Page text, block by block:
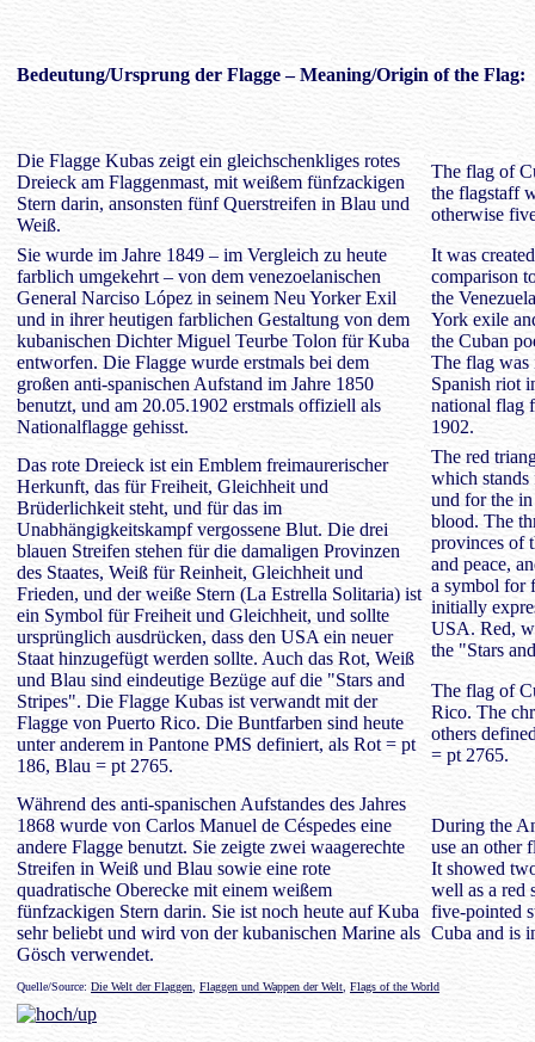
Bedeutung/Ursprung der Flagge – Meaning/Origin of the Flag:
Die Flagge Kubas zeigt ein gleichschenkliges rotes
Dreieck am Flaggenmast, mit weißem fünfzackigen
Stern darin, ansonsten fünf Querstreifen in Blau und
Weiß.
The flag of
the flagstaff
otherwise
Sie wurde im Jahre 1849 – im Vergleich zu heute
farblich umgekehrt – von dem venezoelanischen
General Narciso López in seinem Neu Yorker Exil
und in ihrer heutigen farblichen Gestaltung von dem
kubanischen Dichter Miguel Teurbe Tolon für Kuba
entworfen. Die Flagge wurde erstmals bei dem
großen anti-spanischen Aufstand im Jahre 1850
benutzt, und am 20.05.1902 erstmals offiziell als
Nationalflagge gehisst.
It was
comparison
the
York exile
the Cuban
The flag was
Spanish riot
national flag
1902.
Das rote Dreieck ist ein Emblem freimaurerischer
Herkunft, das für Freiheit, Gleichheit und
Brüderlichkeit steht, und für das im
Unabhängigkeitskampf vergossene Blut. Die drei
blauen Streifen stehen für die damaligen Provinzen
des Staates, Weiß für Reinheit, Gleichheit und
Frieden, und der weiße Stern (La Estrella Solitaria) ist
ein Symbol für Freiheit und Gleichheit, und sollte
ursprünglich ausdrücken, dass den USA ein neuer
Staat hinzugefügt werden sollte. Auch das Rot, Weiß
und Blau sind eindeutige Bezüge auf die "Stars and
Stripes". Die Flagge Kubas ist verwandt mit der
Flagge von Puerto Rico. Die Buntfarben sind heute
unter anderem in Pantone PMS definiert, als Rot = pt
186, Blau = pt 2765.
The red
which stands
und for the
blood. The
provinces of
and peace,
a symbol for
initially
USA. Red,
the "Stars
The flag of
Rico. The
others
= pt 2765.
Während des anti-spanischen Aufstandes des Jahres
1868 wurde von Carlos Manuel de Céspedes eine
andere Flagge benutzt. Sie zeigte zwei waagerechte
Streifen in Weiß und Blau sowie eine rote
quadratische Oberecke mit einem weißem
fünfzackigen Stern darin. Sie ist noch heute auf Kuba
sehr beliebt und wird von der kubanischen Marine als
Gösch verwendet.
During the
use an other
It showed
well as a red
five-pointed
Cuba and is
Quelle/Source: Die Welt der Flaggen Flaggen und Wappen der Welt Flags of the World